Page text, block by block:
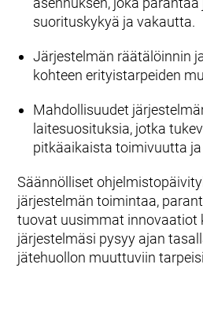
suorituskykyä ja vakautta.
Järjestelmän räätälöinnin
kohteen erityistarpeiden
Mahdollisuudet
laitesuosituksia, jotka
pitkäaikaista toimivuutta
Säännölliset
järjestelmän toimintaa,
tuovat uusimmat innovaatiot
järjestelmäsi pysyy ajan
jätehuollon muuttuviin